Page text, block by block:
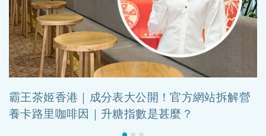
霸王茶姬香港｜成分表大公開！官方網站拆解營
養卡路里咖啡因｜升糖指數是甚麼？